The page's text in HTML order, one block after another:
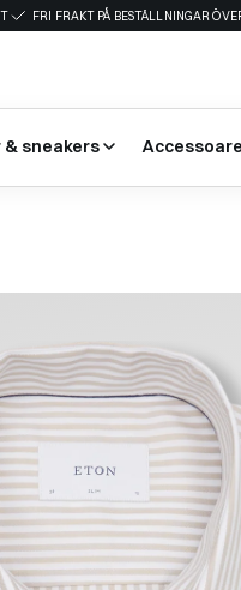
FRI FRAKT PÅ BESTÄLLNINGAR
& sneakers